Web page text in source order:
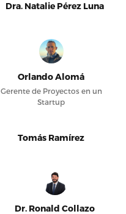
Dra. Natalie Pérez Luna
Orlando Alomá
Gerente de Proyectos en un
Startup
Tomás Ramírez
Dr. Ronald Collazo